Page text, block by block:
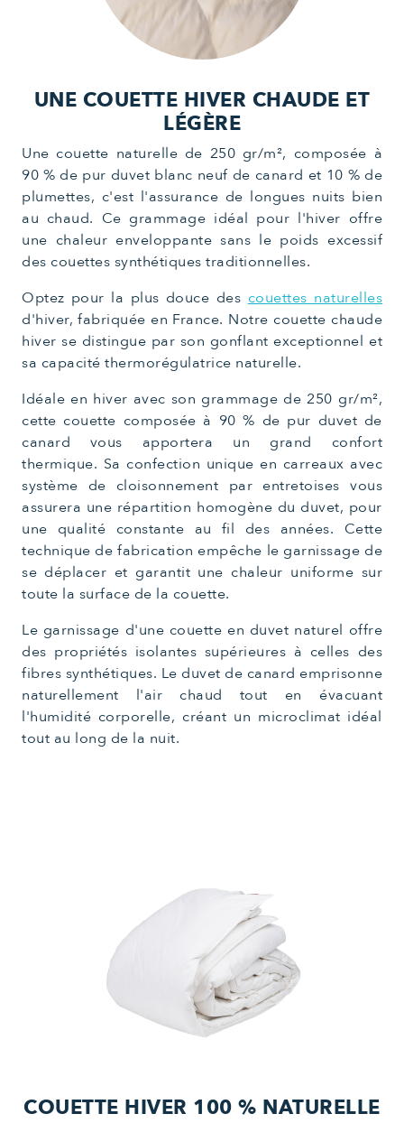
UNE COUETTE HIVER CHAUDE ET
LÉGÈRE
Une couette naturelle de 250 gr/m², composée à
90 % de pur duvet blanc neuf de canard et 10 % de
plumettes, c'est l'assurance de longues nuits bien
au chaud. Ce grammage idéal pour l'hiver offre
une chaleur enveloppante sans le poids excessif
des couettes synthétiques traditionnelles.
Optez pour la plus douce des couettes naturelles
d'hiver, fabriquée en France. Notre couette chaude
hiver se distingue par son gonflant exceptionnel et
sa capacité thermorégulatrice naturelle.
Idéale en hiver avec son grammage de 250 gr/m²,
cette couette composée à 90 % de pur duvet de
canard vous apportera un grand confort
thermique. Sa confection unique en carreaux avec
système de cloisonnement par entretoises vous
assurera une répartition homogène du duvet, pour
une qualité constante au fil des années. Cette
technique de fabrication empêche le garnissage de
se déplacer et garantit une chaleur uniforme sur
toute la surface de la couette.
Le garnissage d'une couette en duvet naturel offre
des propriétés isolantes supérieures à celles des
fibres synthétiques. Le duvet de canard emprisonne
naturellement l'air chaud tout en évacuant
l'humidité corporelle, créant un microclimat idéal
tout au long de la nuit.
COUETTE HIVER 100 % NATURELLE